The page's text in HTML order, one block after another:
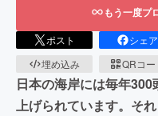
もう一度プ
ポスト シェア
埋め込み
QRコー
日本の海岸には毎年
上げられています。そ